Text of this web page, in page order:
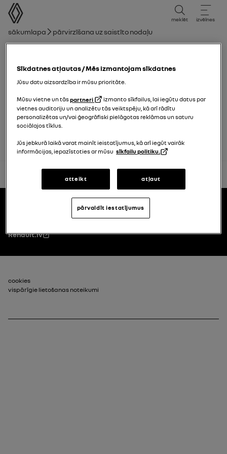
lietotāja rokasgrāmata
meklēt izvēlnes
navigācijas ceļš
Sākumlapa Pārvirzīšana uz saistīto nodaļu
Brīdinājums par spiediena mazināšanos
riepās
Riepas
lietotāja rokasgrāmatas
Renault.lv
footer_2
cookies
vispārīgie lietošanas noteikumi
Sīkdatnes atļautas / Mēs izmantojam sīkdatnes
Jūsu datu aizsardzība ir mūsu prioritāte.
Mūsu vietne un tāspartneri
izmanto sīkfailus, lai iegūtu datus par
vietnes auditoriju un analizētu tās veiktspēju, kā arī rādītu
personalizētas un/vai ģeogrāfiski pielāgotas reklāmas un saturu
sociālajos tīklus.
Jūs jebkurā laikā varat mainīt ieistatījumus, kā arī iegūt vairāk
informācijas, iepazīstoties ar mūsu sīkfailu politiku.
atteikt atļaut
pārvaldīt iestatījumus